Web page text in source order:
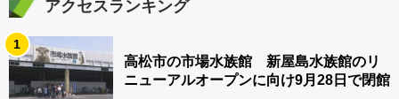
アクセスランキング
1
高松市の市場水族館 新屋島水族館のリ
ニューアルオープンに向け9月28日で閉館